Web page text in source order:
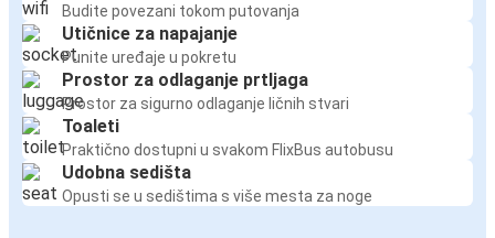
Budite povezani tokom putovanja
Utičnice za napajanje
Punite uređaje u pokretu
Prostor za odlaganje prtljaga
Prostor za sigurno odlaganje ličnih stvari
Toaleti
Praktično dostupni u svakom FlixBus autobusu
Udobna sedišta
Opusti se u sedištima s više mesta za noge